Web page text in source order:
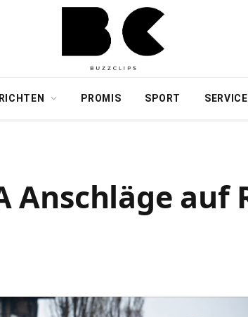
PROMIS SPORT SERVICE
Anschläge auf